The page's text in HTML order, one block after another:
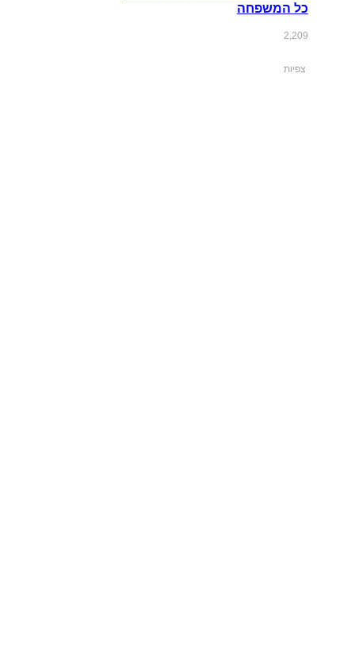
כל המשפחה
2,209
צפיות